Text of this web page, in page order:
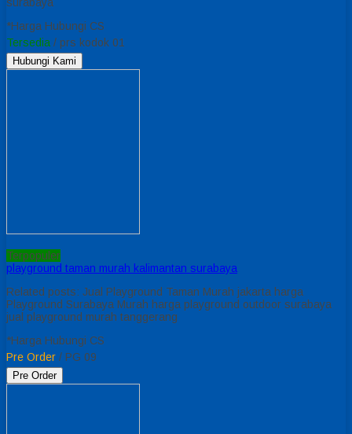
*Harga Hubungi CS
Tersedia / prs kodok 01
Hubungi Kami
Terpopuler
playground taman murah kalimantan surabaya
Related posts: Jual Playground Taman Murah jakarta harga
Playground Surabaya Murah harga playground outdoor surabaya
jual playground murah tanggerang
*Harga Hubungi CS
Pre Order / PG 09
Pre Order